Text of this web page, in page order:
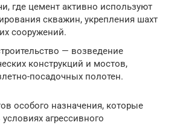
где цемент активно используют
скважин, укрепления шахт
сооружений.
— возведение
конструкций и мостов,
посадочных полотен.
особого назначения, которые
агрессивного